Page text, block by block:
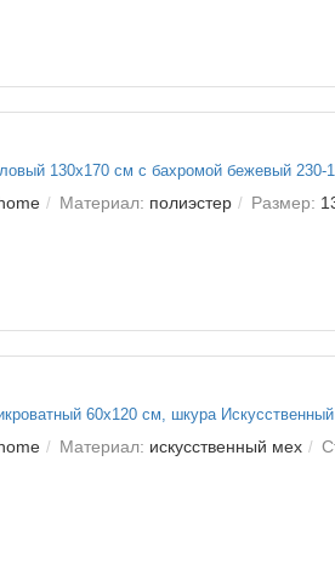
130х170 см с бахромой бежевый 230-
Материал: полиэстер Размер:
60х120 см, шкура
Материал: искусственный мех